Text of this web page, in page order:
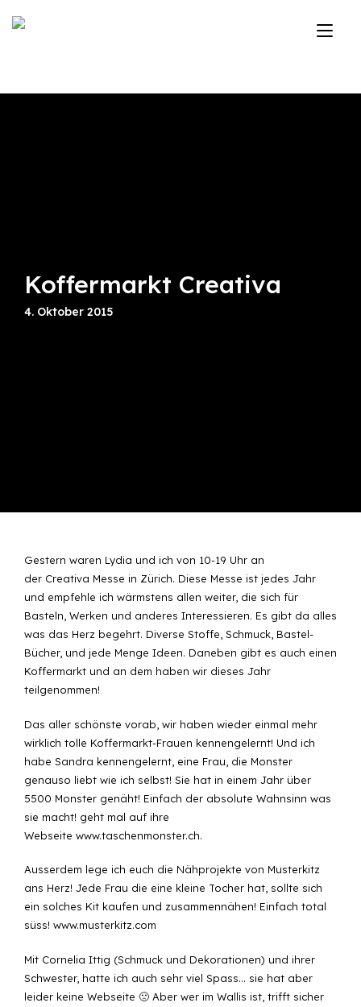
Inhalt
Koffermarkt Creativa
4. Oktober 2015
Gestern waren Lydia und ich von 10-19 Uhr an
der Creativa Messe in Zürich. Diese Messe ist jedes Jahr
und empfehle ich wärmstens allen weiter, die sich für
Basteln, Werken und anderes Interessieren. Es gibt da alles
was das Herz begehrt. Diverse Stoffe, Schmuck, Bastel-
Bücher, und jede Menge Ideen. Daneben gibt es auch einen
Koffermarkt und an dem haben wir dieses Jahr
teilgenommen!
Das aller schönste vorab, wir haben wieder einmal mehr
wirklich tolle Koffermarkt-Frauen kennengelernt! Und ich
habe Sandra kennengelernt, eine Frau, die Monster
genauso liebt wie ich selbst! Sie hat in einem Jahr über
5500 Monster genäht! Einfach der absolute Wahnsinn was
sie macht! geht mal auf ihre
Webseite www.taschenmonster.ch.
Ausserdem lege ich euch die Nähprojekte von Musterkitz
ans Herz! Jede Frau die eine kleine Tocher hat, sollte sich
ein solches Kit kaufen und zusammennähen! Einfach total
süss! www.musterkitz.com
Mit Cornelia Ittig (Schmuck und Dekorationen) und ihrer
Schwester, hatte ich auch sehr viel Spass… sie hat aber
leider keine Webseite 🙁 Aber wer im Wallis ist, trifft sicher